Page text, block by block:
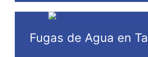
Fugas de Agua en